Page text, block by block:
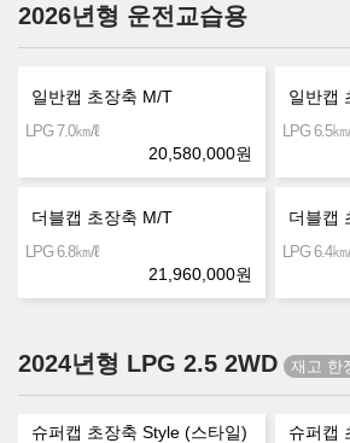
2026년형 운전교습용
일반캡 초장축 M/T
LPG 7.0㎞/ℓ
20,580,000원
일반캡
LPG 6.5㎞
더블캡 초장축 M/T
LPG 6.8㎞/ℓ
21,960,000원
더블캡
LPG 6.4㎞
2024년형 LPG 2.5 2WD
슈퍼캡 초장축 Style (스타일)
슈퍼캡